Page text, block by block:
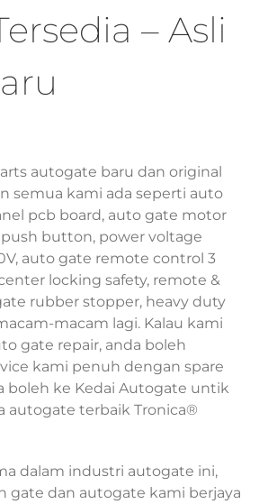
– Asli
autogate baru dan original
semua kami ada seperti auto
pcb board, auto gate motor
button, power voltage
auto gate remote control 3
locking safety, remote &
rubber stopper, heavy duty
macam lagi. Kalau kami
gate repair, anda boleh
kami penuh dengan spare
boleh ke Kedai Autogate untik
autogate terbaik Tronica®
dalam industri autogate ini,
gate dan autogate kami berjaya